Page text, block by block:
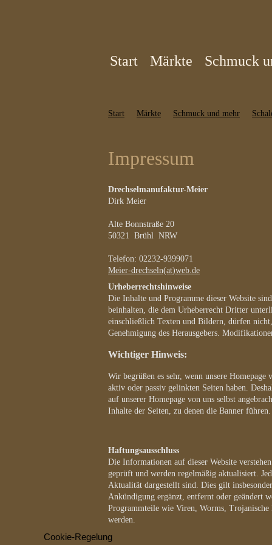
Start Märkte Schmuck
Start Märkte Schmuck und mehr
Impressum
Drechselmanufaktur-Meier
Dirk Meier
Alte Bonnstraße 20
50321 Brühl NRW
Telefon: 02232-9399071
Meier-drechseln(at)web.de
Urheberrechtshinweise
Die Inhalte und Programme dieser Website
beinhalten, die dem Urheberrecht Dritter
einschließlich Texten und Bildern, dürfen
Genehmigung des Herausgebers.
Wichtiger Hinweis:
Wir begrüßen es sehr, wenn unsere
aktiv oder passiv gelinkten Seiten haben.
auf unserer Homepage von uns selbst
Inhalte der Seiten, zu denen die Banner führen.
Haftungsausschluss
Die Informationen auf dieser Website
geprüft und werden regelmäßig aktualisiert.
Aktualität dargestellt sind. Dies gilt
Ankündigung ergänzt, entfernt oder geändert
Programmteile wie Viren, Worms,
werden.
Cookie-Regelung